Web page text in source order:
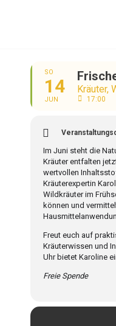
SO
14
JUN
Kräuter,
17:00
Im Juni steht die
Kräuter entfalten
wertvollen
Kräuterexpertin
Wildkräuter im
können und
Freut euch auf
Kräuterwissen und
Uhr bietet Karoline
Freie Spende